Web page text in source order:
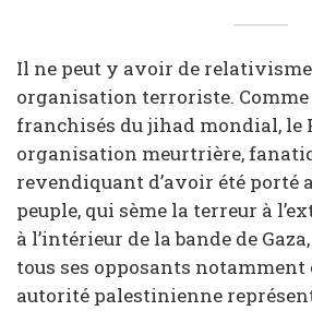
Il ne peut y avoir de
organisation terroriste. Comme
franchisés du jihad mondial, le
organisation meurtrière,
revendiquant d’avoir été porté
peuple, qui sème la terreur à
à l’intérieur de la bande de
tous ses opposants notamment
autorité palestinienne